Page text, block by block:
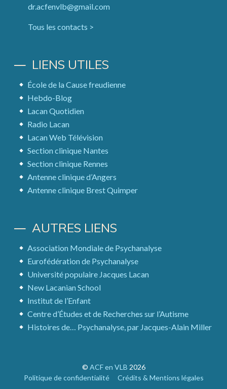
dr.acfenvlb@gmail.com
Tous les contacts >
LIENS UTILES
École de la Cause freudienne
Hebdo-Blog
Lacan Quotidien
Radio Lacan
Lacan Web Télévision
Section clinique Nantes
Section clinique Rennes
Antenne clinique d’Angers
Antenne clinique Brest Quimper
AUTRES LIENS
Association Mondiale de Psychanalyse
Eurofédération de Psychanalyse
Université populaire Jacques Lacan
New Lacanian School
Institut de l’Enfant
Centre d’Études et de Recherches sur l’Autisme
Histoires de… Psychanalyse, par Jacques-Alain Miller
© ACF en VLB 2026
Politique de confidentialité
Crédits & Mentions légales